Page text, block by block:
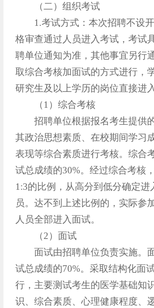
（二）组织考试
1.考试方式：本次招聘不设
格审查通过人员进入考试，考试
聘单位通知为准，其他事宜另行
取综合考核加面试的方式进行，
研究生及以上学历的岗位直接进
（1）综合考核
招聘单位根据报名考生提供
其政治思想素质、在校期间学习
表现等综合素质进行考核。综合
试总成绩的30%。经过综合考核
1:3的比例，从高分到低分确定进
员。达不到上述比例的，实际参
人员全部进入面试。
（2）面试
面试由招聘单位负责实施。
试总成绩的70%。采取结构化面
行，主要测试考生的医学基础知
识、综合素质、心理健康程度、